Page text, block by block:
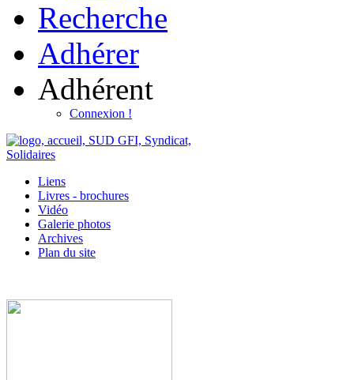
Recherche
Adhérer
Adhérent
Connexion !
Liens
Livres - brochures
Vidéo
Galerie photos
Archives
Plan du site